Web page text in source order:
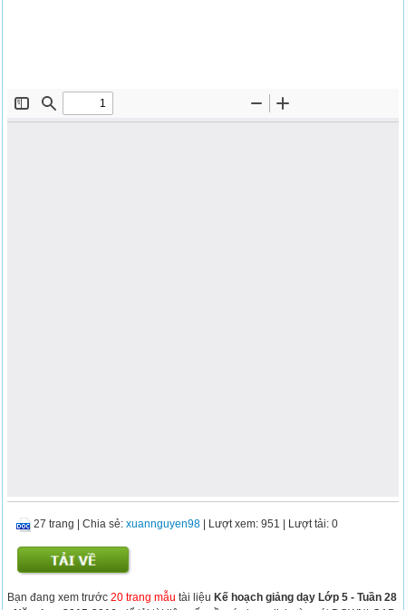
27 trang |Chia sẻ:xuannguyen98 | Lượt xem: 951 | Lượt tải: 0
Bạn đang xem trước20 trang mẫu tài liệuKế hoạch giảng dạy Lớp 5 - Tuần 28